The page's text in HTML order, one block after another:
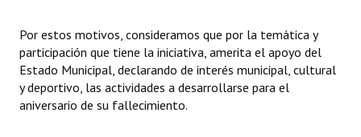
Por estos motivos, consideramos que por la temática y
participación que tiene la iniciativa, amerita el apoyo del
Estado Municipal, declarando de interés municipal, cultural
y deportivo, las actividades a desarrollarse para el
aniversario de su fallecimiento.